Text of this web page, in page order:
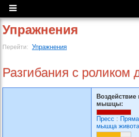
Упражнения
Перейти: Упражнения
Разгибания с роликом
Воздействие
мышцы:
Пресс :
мышца живота